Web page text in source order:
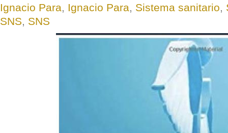
Ignacio Para, Ignacio Para, Sistema sanitario,
SNS, SNS